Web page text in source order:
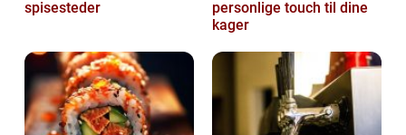
spisesteder
personlige touch til dine
kager